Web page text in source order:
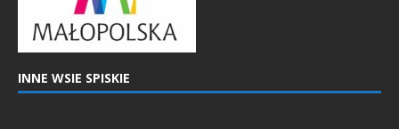
INNE WSIE SPISKIE